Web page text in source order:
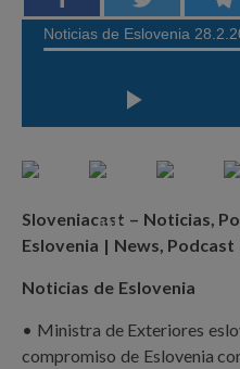
Sloveniacast – Noticias,
Eslovenia | News,
Noticias de Eslovenia
• Ministra de Exteriores
compromiso de Eslovenia